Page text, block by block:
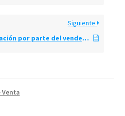
Siguiente
Escenarios de cancelación por parte del vendedor
Venta